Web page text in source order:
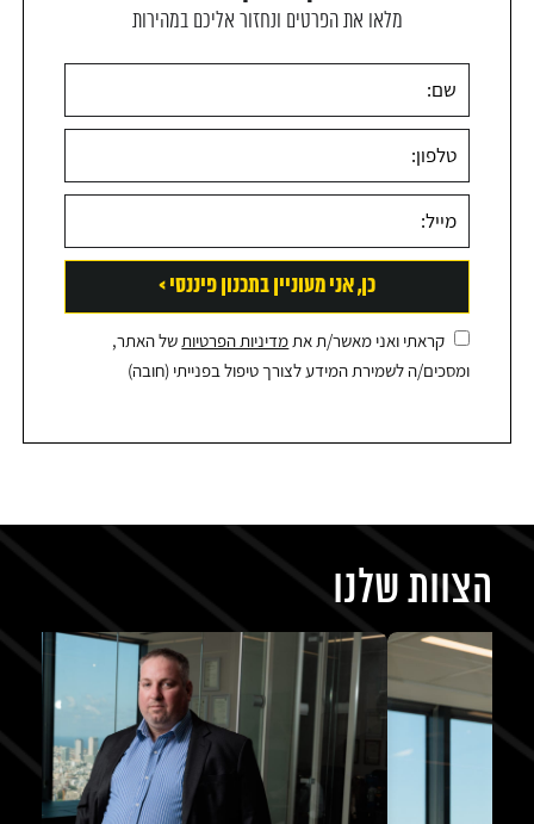
מלאו את הפרטים ונחזור אליכם במהירות
קראתי ואני מאשר/ת אתמדיניות הפרטיותשל האתר,
ומסכים/ה לשמירת המידע לצורך טיפול בפנייתי (חובה)
הצוות שלנו